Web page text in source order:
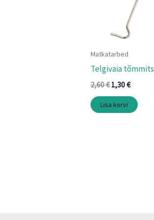
Matkatarbed
Telgivaia tõmmits
2,60€ 1,30€
1,30 €.
Lisa korvi